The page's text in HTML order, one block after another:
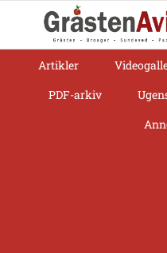
Artikler
PDF-arkiv